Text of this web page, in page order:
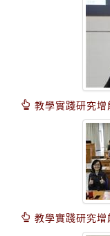
教學實踐研究增
教學實踐研究增